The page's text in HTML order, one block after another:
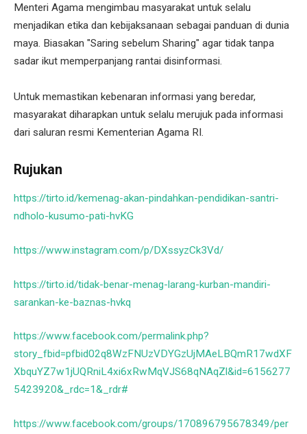
Menteri Agama mengimbau masyarakat untuk selalu
menjadikan etika dan kebijaksanaan sebagai panduan di dunia
maya. Biasakan "Saring sebelum Sharing" agar tidak tanpa
sadar ikut memperpanjang rantai disinformasi.
Untuk memastikan kebenaran informasi yang beredar,
masyarakat diharapkan untuk selalu merujuk pada informasi
dari saluran resmi Kementerian Agama RI.
Rujukan
https://tirto.id/kemenag-akan-pindahkan-pendidikan-santri-
ndholo-kusumo-pati-hvKG
https://www.instagram.com/p/DXssyzCk3Vd/
https://tirto.id/tidak-benar-menag-larang-kurban-mandiri-
sarankan-ke-baznas-hvkq
https://www.facebook.com/permalink.php?
story_fbid=pfbid02q8WzFNUzVDYGzUjMAeLBQmR17wdXF
XbquYZ7w1jUQRniL4xi6xRwMqVJS68qNAqZl&id=6156277
5423920&_rdc=1&_rdr#
https://www.facebook.com/groups/170896795678349/per